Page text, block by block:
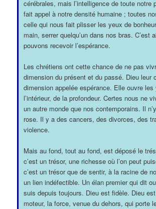
cérébrales, mais l’intelligence de toute notre
fait appel à notre densité humaine ; toutes
celle qui nous fait plisser les yeux de
main, serrer quelqu’un dans nos bras. C’est
pouvons recevoir l’espérance.
Les chrétiens ont cette chance de ne pas
dimension du présent et du passé. Dieu leur
dimension appelée espérance. Elle ouvre les
l’intérieur, de la profondeur. Certes nous ne
un autre monde que nos contemporains. Il
rose. Il y a des cancers, des divorces, des
violence.
Mais au fond, tout au fond, est déposé le
c’est un trésor, une richesse où l’on peut
c’est un trésor que de sentir, à la racine de
un lien indéfectible. Un élan premier qui dit
suis depuis toujours. Dieu est fidèle. Dieu
moteur, la force, venue du dehors, qui porte